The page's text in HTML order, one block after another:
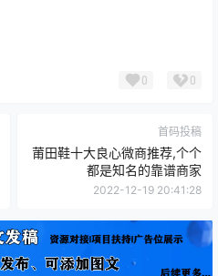
0 0
首码投稿
莆田鞋十大良心微商推荐,个个
都是知名的靠谱商家
2022-12-19 20:41:28